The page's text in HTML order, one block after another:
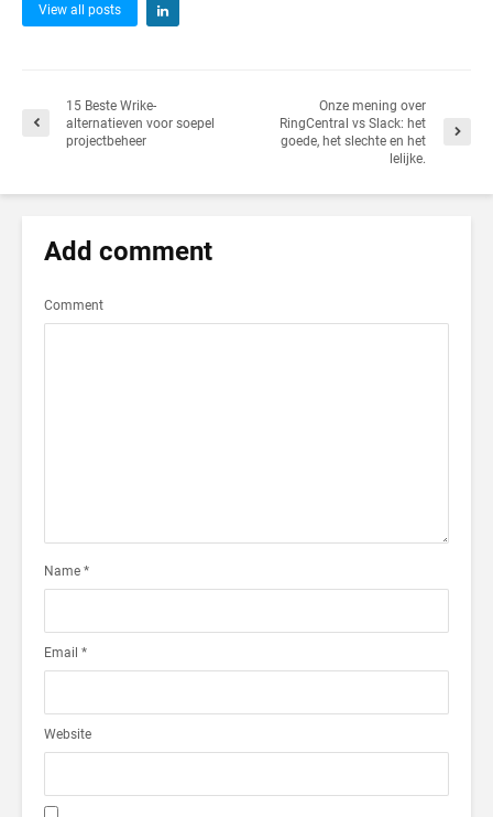
View all posts
15 Beste Wrike-
alternatieven voor soepel
projectbeheer
Onze mening over
RingCentral vs Slack: het
goede, het slechte en het
lelijke.
Add comment
Comment
Name *
Email *
Website